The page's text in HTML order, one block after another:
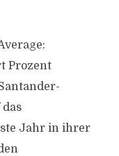
Prozent
Jahr in ihrer